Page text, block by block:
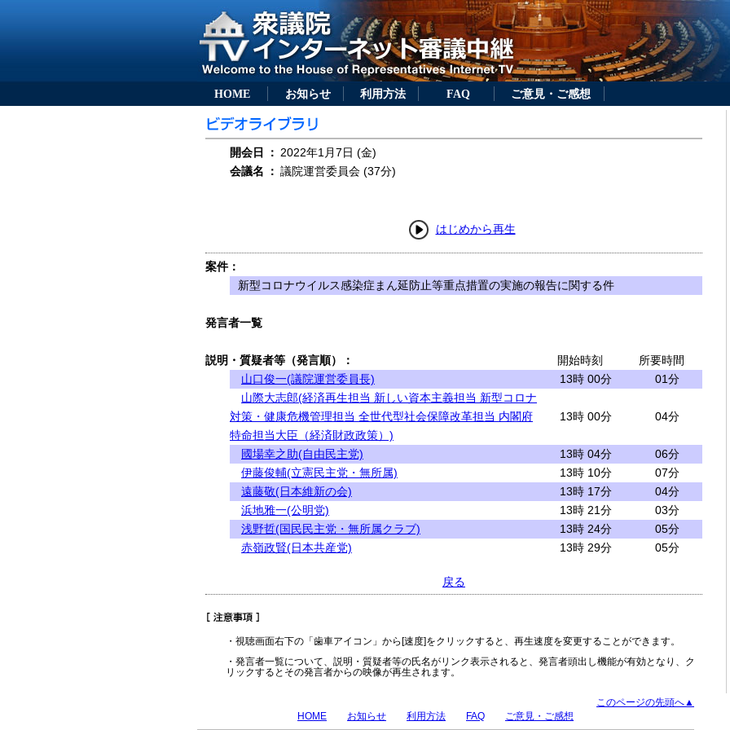
HOME お知らせ 利用方法 FAQ ご意見・ご感想
開会日 ： 2022年1月7日 (金)
会議名
： 議院運営委員会 (37分)
はじめから再生
案件：
新型コロナウイルス感染症まん延防止等重点措置の実施の報告に関する件
発言者一覧
説明・質疑者等（発言順）： 開始時刻
所要時間
山口俊一(議院運営委員長)
13時 00分
01分
山際大志郎(経済再生担当 新しい資本主義担当 新型コロナ
対策・健康危機管理担当 全世代型社会保障改革担当 内閣府
特命担当大臣（経済財政政策）)
13時 00分 04分
國場幸之助(自由民主党) 13時 04分
06分
伊藤俊輔(立憲民主党・無所属)
13時 10分
07分
遠藤敬(日本維新の会)
13時 17分
04分
浜地雅一(公明党)
13時 21分
03分
浅野哲(国民民主党・無所属クラブ)
13時 24分
05分
赤嶺政賢(日本共産党)
13時 29分 05分
戻る
・視聴画面右下の「歯車アイコン」から[速度]をクリックすると、再生速度を変更することができます。
・発言者一覧について、説明・質疑者等の氏名がリンク表示されると、発言者頭出し機能が有効となり、ク
リックするとその発言者からの映像が再生されます。
このページの先頭へ▲
HOME
お知らせ 利用方法 FAQ ご意見・ご感想